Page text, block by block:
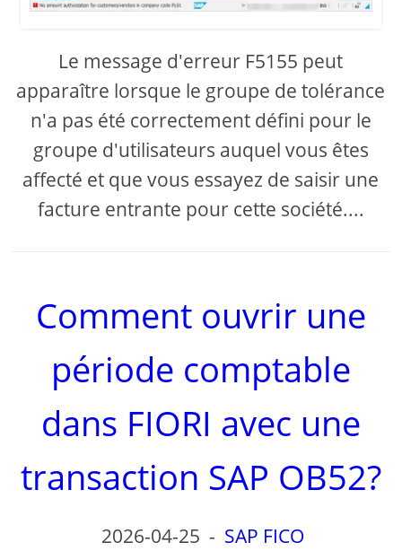
Le message d'erreur F5155 peut
apparaître lorsque le groupe de tolérance
n'a pas été correctement défini pour le
groupe d'utilisateurs auquel vous êtes
affecté et que vous essayez de saisir une
facture entrante pour cette société....
Comment ouvrir une
période comptable
dans FIORI avec une
transaction SAP OB52?
2026-04-25 - SAP FICO